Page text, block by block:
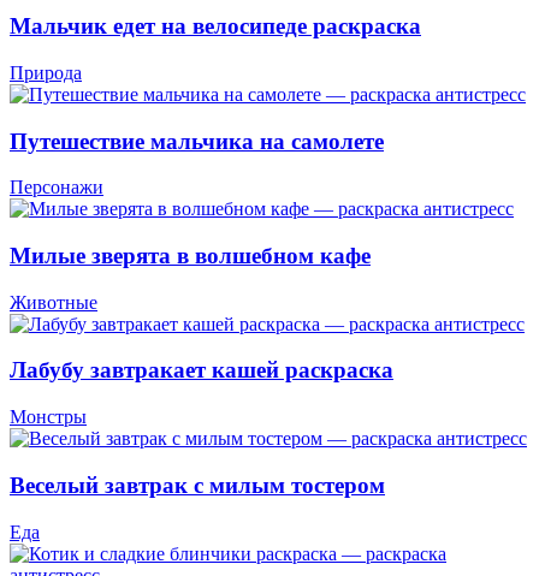
Мальчик едет на велосипеде раскраска
Природа
Путешествие мальчика на самолете
Персонажи
Милые зверята в волшебном кафе
Животные
Лабубу завтракает кашей раскраска
Монстры
Веселый завтрак с милым тостером
Еда